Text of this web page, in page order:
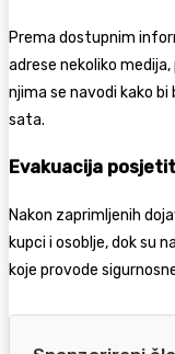
Prema dostupnim
adrese nekoliko
njima se navodi kako
sata.
Evakuacija
Nakon zaprimljenih
kupci i osoblje, dok su
koje provode